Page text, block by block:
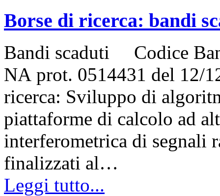
Borse di ricerca: bandi
Bandi scaduti Codice
NA prot. 0514431 del 12/
ricerca: Sviluppo di
piattaforme di calcolo ad
interferometrica di segnali
finalizzati al…
Leggi tutto...